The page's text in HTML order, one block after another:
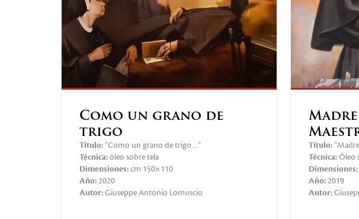
Como un grano de
trigo
Título:“Como un grano de trigo…”
Técnica:óleo sobre tela
Dimensiones:cm 150×110
Año:2020
Autor:Giuseppe Antonio Lomuscio
Título:
Técnica:Óleo
Dimensiones:
Año:2019
Autor: